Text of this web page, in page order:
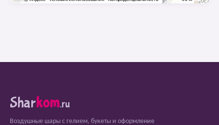
Sharkom.ru
Воздушные шары с гелием, букеты и оформление